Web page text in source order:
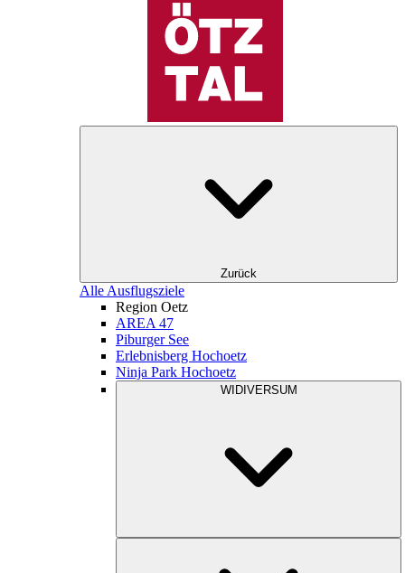
Zurück
Alle Ausflugsziele
Region Oetz
AREA 47
Piburger See
Erlebnisberg Hochoetz
Ninja Park Hochoetz
WIDIVERSUM